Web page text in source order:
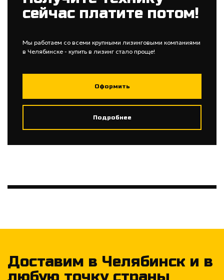
сейчас платите потом!
Мы работаем со всеми крупными лизинговыми компаниями
в Челябинске - купить в лизинг стало проще!
Оформить
Подробнее
Доставим в Челябинск и в